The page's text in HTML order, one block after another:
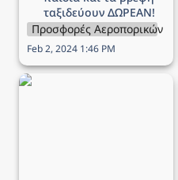
ταξιδεύουν ΔΩΡΕΑΝ!
Προσφορές Αεροπορικών
Feb 2, 2024 1:46 PM
Προσφορά Aegean -